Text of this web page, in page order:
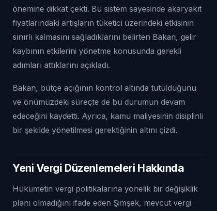
önemine dikkat çekti. Bu sistem sayesinde akaryakıt
fiyatlarındaki artışların tüketici üzerindeki etkisinin
sınırlı kalmasını sağladıklarını belirten Bakan, gelir
kaybının etkilerini yönetme konusunda gerekli
adımları attıklarını açıkladı.
Bakan, bütçe açığının kontrol altında tutulduğunu
ve önümüzdeki süreçte de bu durumun devam
edeceğini kaydetti. Ayrıca, kamu maliyesinin disiplinli
bir şekilde yönetilmesi gerektiğinin altını çizdi.
Yeni Vergi Düzenlemeleri Hakkında
Hükümetin vergi politikalarına yönelik bir değişiklik
planı olmadığını ifade eden Şimşek, mevcut vergi